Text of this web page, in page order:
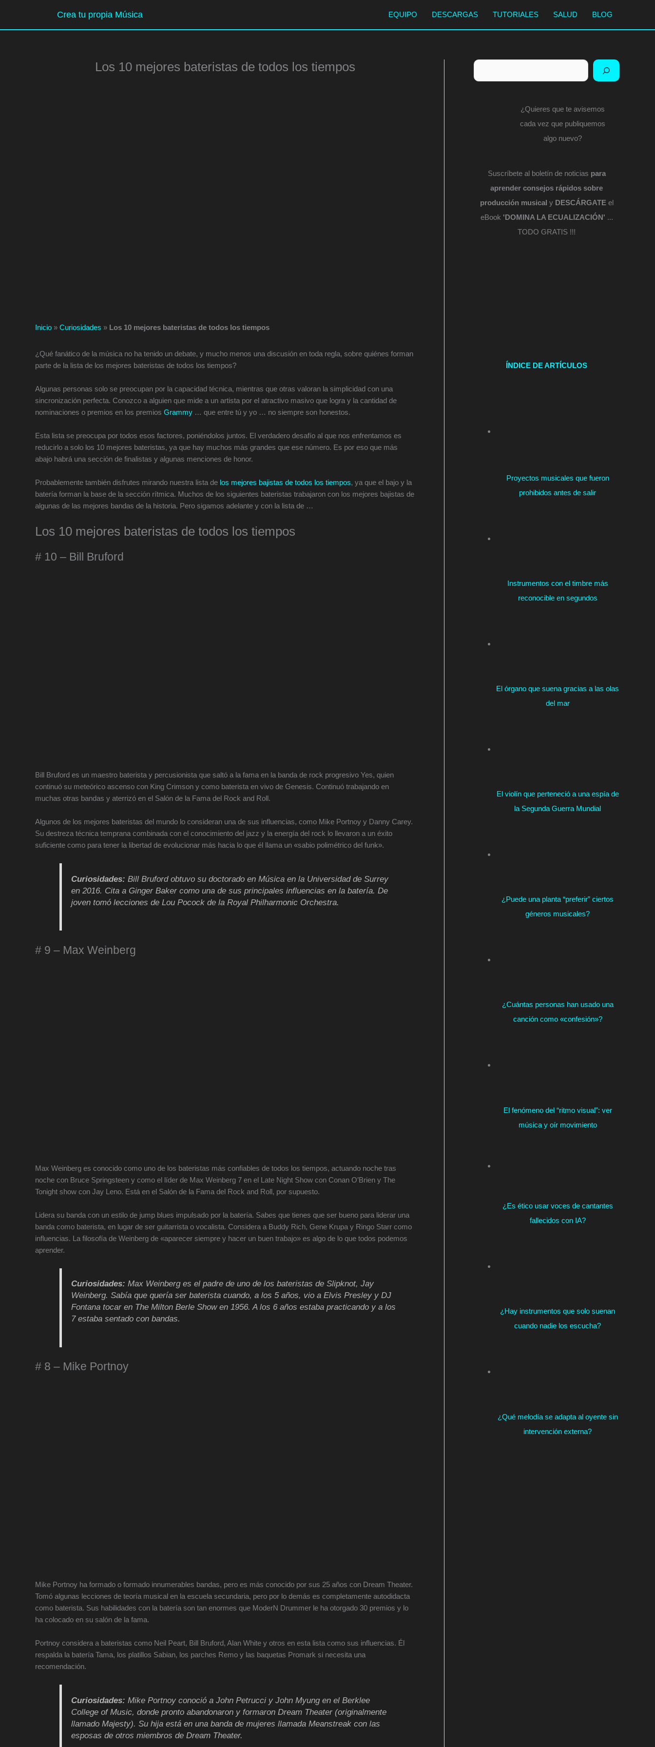
contenido
Crea tu propia Música EQUIPO DESCARGAS TUTORIALES SALUD BLOG
Los 10 mejores bateristas de todos los tiempos
Inicio » Curiosidades » Los 10 mejores bateristas de todos los tiempos
¿Qué fanático de la música no ha tenido un debate, y mucho menos una discusión en toda regla, sobre quiénes forman
parte de la lista de los mejores bateristas de todos los tiempos?
Algunas personas solo se preocupan por la capacidad técnica, mientras que otras valoran la simplicidad con una
sincronización perfecta. Conozco a alguien que mide a un artista por el atractivo masivo que logra y la cantidad de
nominaciones o premios en los premios Grammy … que entre tú y yo … no siempre son honestos.
Esta lista se preocupa por todos esos factores, poniéndolos juntos. El verdadero desafío al que nos enfrentamos es
reducirlo a solo los 10 mejores bateristas, ya que hay muchos más grandes que ese número. Es por eso que más
abajo habrá una sección de finalistas y algunas menciones de honor.
Probablemente también disfrutes mirando nuestra lista de los mejores bajistas de todos los tiempos, ya que el bajo y la
batería forman la base de la sección rítmica. Muchos de los siguientes bateristas trabajaron con los mejores bajistas de
algunas de las mejores bandas de la historia. Pero sigamos adelante y con la lista de …
Los 10 mejores bateristas de todos los tiempos
# 10 – Bill Bruford
Bill Bruford es un maestro baterista y percusionista que saltó a la fama en la banda de rock progresivo Yes, quien
continuó su meteórico ascenso con King Crimson y como baterista en vivo de Genesis. Continuó trabajando en
muchas otras bandas y aterrizó en el Salón de la Fama del Rock and Roll.
Algunos de los mejores bateristas del mundo lo consideran una de sus influencias, como Mike Portnoy y Danny Carey.
Su destreza técnica temprana combinada con el conocimiento del jazz y la energía del rock lo llevaron a un éxito
suficiente como para tener la libertad de evolucionar más hacia lo que él llama un «sabio polimétrico del funk».
Curiosidades:Bill Bruford obtuvo su doctorado en Música en la Universidad de Surrey
en 2016. Cita a Ginger Baker como una de sus principales influencias en la batería. De
joven tomó lecciones de Lou Pocock de la Royal Philharmonic Orchestra.
# 9 – Max Weinberg
Max Weinberg es conocido como uno de los bateristas más confiables de todos los tiempos, actuando noche tras
noche con Bruce Springsteen y como el líder de Max Weinberg 7 en el Late Night Show con Conan O’Brien y The
Tonight show con Jay Leno. Está en el Salón de la Fama del Rock and Roll, por supuesto.
Lidera su banda con un estilo de jump blues impulsado por la batería. Sabes que tienes que ser bueno para liderar una
banda como baterista, en lugar de ser guitarrista o vocalista. Considera a Buddy Rich, Gene Krupa y Ringo Starr como
influencias. La filosofía de Weinberg de «aparecer siempre y hacer un buen trabajo» es algo de lo que todos podemos
aprender.
Curiosidades:Max Weinberg es el padre de uno de los bateristas de Slipknot, Jay
Weinberg. Sabía que quería ser baterista cuando, a los 5 años, vio a Elvis Presley y DJ
Fontana tocar en The Milton Berle Show en 1956. A los 6 años estaba practicando y a los
7 estaba sentado con bandas.
# 8 – Mike Portnoy
Mike Portnoy ha formado o formado innumerables bandas, pero es más conocido por sus 25 años con Dream Theater.
Tomó algunas lecciones de teoría musical en la escuela secundaria, pero por lo demás es completamente autodidacta
como baterista. Sus habilidades con la batería son tan enormes que ModerN Drummer le ha otorgado 30 premios y lo
ha colocado en su salón de la fama.
Portnoy considera a bateristas como Neil Peart, Bill Bruford, Alan White y otros en esta lista como sus influencias. Él
respalda la batería Tama, los platillos Sabian, los parches Remo y las baquetas Promark si necesita una
recomendación.
Curiosidades:Mike Portnoy conoció a John Petrucci y John Myung en el Berklee
College of Music, donde pronto abandonaron y formaron Dream Theater (originalmente
llamado Majesty). Su hija está en una banda de mujeres llamada Meanstreak con las
esposas de otros miembros de Dream Theater.
Buscar
¿Quieres que te avisemos
cada vez que publiquemos
algo nuevo?
Suscríbete al boletín de noticias para
aprender consejos rápidos sobre
producción musical y DESCÁRGATEel
eBook 'DOMINA LA ECUALIZACIÓN' ...
TODO GRATIS !!!
ÍNDICE DE ARTÍCULOS
Proyectos musicales que fueron
prohibidos antes de salir
Instrumentos con el timbre más
reconocible en segundos
El órgano que suena gracias a las olas
del mar
El violín que perteneció a una espía de
la Segunda Guerra Mundial
¿Puede una planta “preferir” ciertos
géneros musicales?
¿Cuántas personas han usado una
canción como «confesión»?
El fenómeno del “ritmo visual”: ver
música y oír movimiento
¿Es ético usar voces de cantantes
fallecidos con IA?
¿Hay instrumentos que solo suenan
cuando nadie los escucha?
¿Qué melodía se adapta al oyente sin
intervención externa?